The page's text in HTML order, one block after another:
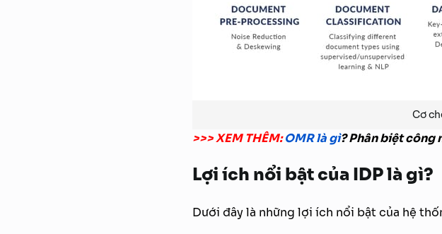
Cơ
>>> XEM THÊM: OMR là gì? Phân biệt công
Lợi ích nổi bật của IDP là gì?
Dưới đây là những lợi ích nổi bật của hệ